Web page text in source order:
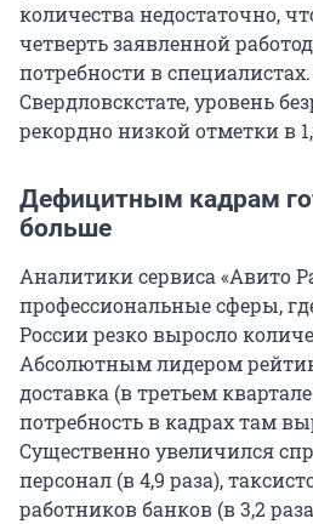
количества недостаточно,
четверть заявленной
потребности в
Свердловскстате, уровень
рекордно низкой отметки в
Дефицитным кадрам
больше
Аналитики сервиса «Авито
профессиональные сферы,
России резко выросло
Абсолютным лидером
доставка (в третьем
потребность в кадрах там
Существенно увеличился
персонал (в 4,9 раза),
работников банков (в 3,2